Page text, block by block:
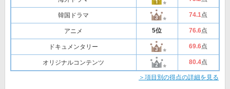
韓国ドラマ 74.1点
アニメ 5位 76.6点
ドキュメンタリー 69.6点
オリジナルコンテンツ 80.4点
＞項目別の得点の詳細を見る